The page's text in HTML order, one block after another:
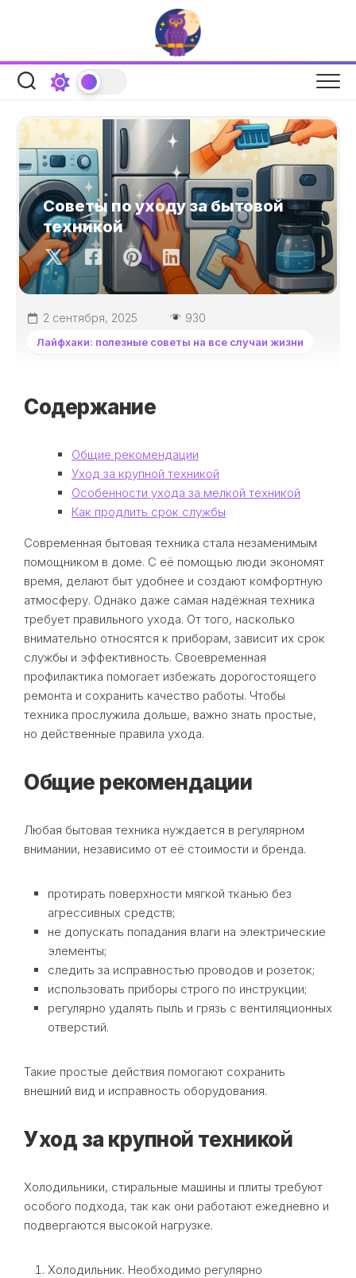
Советы по уходу за бытовой
техникой
2 сентября, 2025 930
Лайфхаки: полезные советы на все случаи жизни
Содержание
Общие рекомендации
Уход за крупной техникой
Особенности ухода за мелкой техникой
Как продлить срок службы
Современная бытовая техника стала незаменимым
помощником в доме. С её помощью люди экономят
время, делают быт удобнее и создают комфортную
атмосферу. Однако даже самая надёжная техника
требует правильного ухода. От того, насколько
внимательно относятся к приборам, зависит их срок
службы и эффективность. Своевременная
профилактика помогает избежать дорогостоящего
ремонта и сохранить качество работы. Чтобы
техника прослужила дольше, важно знать простые,
но действенные правила ухода.
Общие рекомендации
Любая бытовая техника нуждается в регулярном
внимании, независимо от её стоимости и бренда.
протирать поверхности мягкой тканью без
агрессивных средств;
не допускать попадания влаги на электрические
элементы;
следить за исправностью проводов и розеток;
использовать приборы строго по инструкции;
регулярно удалять пыль и грязь с вентиляционных
отверстий.
Такие простые действия помогают сохранить
внешний вид и исправность оборудования.
Уход за крупной техникой
Холодильники, стиральные машины и плиты требуют
особого подхода, так как они работают ежедневно и
подвергаются высокой нагрузке.
Холодильник. Необходимо регулярно